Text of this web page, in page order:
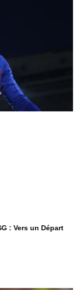
: Vers un Départ